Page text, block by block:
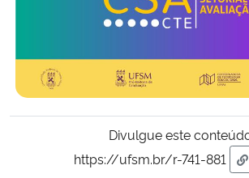
Divulgue este
https://ufsm.br/r-741-881